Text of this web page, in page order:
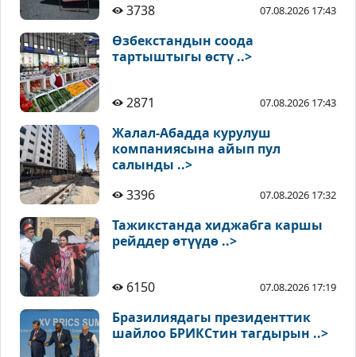
3738 07.08.2026 17:43
Өзбекстандын соода
тартыштыгы өстү ..>
2871 07.08.2026 17:43
Жалал-Абадда курулуш
компаниясына айып пул
салынды ..>
3396
07.08.2026 17:32
Тажикстанда хиджабга каршы
рейддер өтүүдө ..>
6150 07.08.2026 17:19
Бразилиядагы президенттик
шайлоо БРИКСтин тагдырын ..>